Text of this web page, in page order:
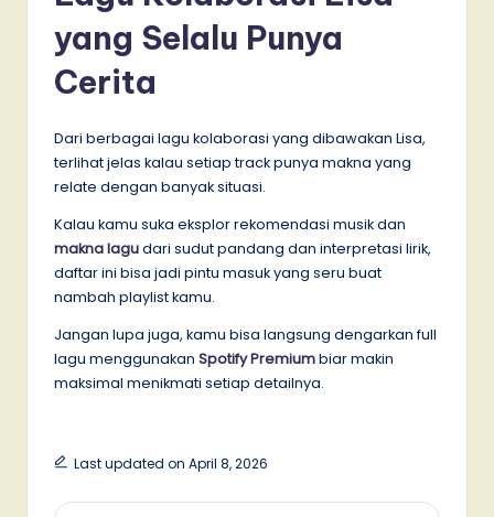
yang Selalu Punya
Cerita
Dari berbagai lagu kolaborasi yang dibawakan Lisa,
terlihat jelas kalau setiap track punya makna yang
relate dengan banyak situasi.
Kalau kamu suka eksplor rekomendasi musik dan
makna lagudari sudut pandang dan interpretasi lirik,
daftar ini bisa jadi pintu masuk yang seru buat
nambah playlist kamu.
Jangan lupa juga, kamu bisa langsung dengarkan full
lagu menggunakan Spotify Premiumbiar makin
maksimal menikmati setiap detailnya.
Last updated on April 8, 2026